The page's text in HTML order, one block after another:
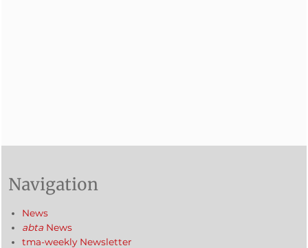
Navigation
News
abta News
tma-weekly Newsletter